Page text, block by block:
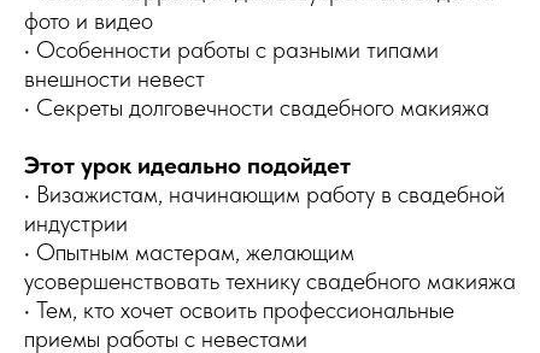
фото и видео
• Особенности работы с разными типами
внешности невест
• Секреты долговечности свадебного макияжа
Этот урок идеально подойдет
• Визажистам, начинающим работу в свадебной
индустрии
• Опытным мастерам, желающим
усовершенствовать технику свадебного макияжа
• Тем, кто хочет освоить профессиональные
приемы работы с невестами